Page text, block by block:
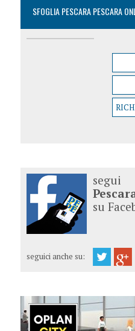
SFOGLIA PESCARA PESCARA
segui
su
seguici anche su: